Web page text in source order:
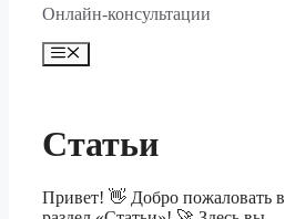
Онлайн-консультации
Меню
Статьи
Привет! 👋 Добро пожаловать в